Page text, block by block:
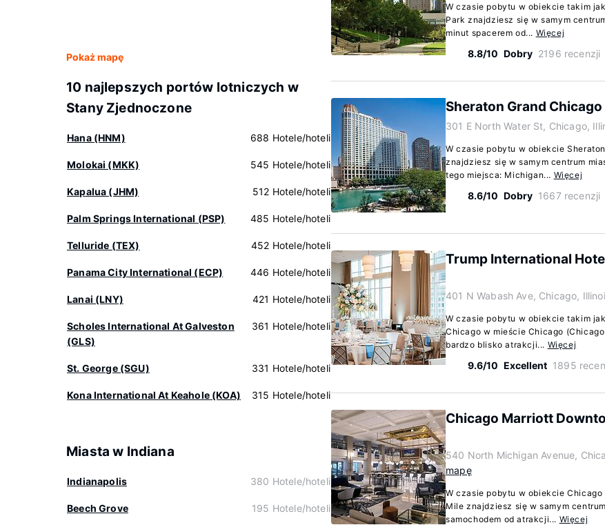
Pokaż mapę
10 najlepszych portów lotniczych w
Stany Zjednoczone
Hana (HNM) 688 Hotele/hoteli
Molokai (MKK) 545 Hotele/hoteli
Kapalua (JHM) 512 Hotele/hoteli
Palm Springs International (PSP) 485 Hotele/hoteli
Telluride (TEX) 452 Hotele/hoteli
Panama City International (ECP) 446 Hotele/hoteli
Lanai (LNY) 421 Hotele/hoteli
Scholes International At Galveston
(GLS)
361 Hotele/hoteli
St. George (SGU) 331 Hotele/hoteli
Kona International At Keahole (KOA) 315 Hotele/hoteli
Miasta w Indiana
Indianapolis 380 Hotele/hoteli
Beech Grove 195 Hotele/hoteli
W czasie pobytu w obiekcie takim
Park znajdziesz się w samym
minut spacerem od... Więcej
8.8/10 Dobry 2196 recenzji
Sheraton Grand
301 E North Water St, Chicago,
W czasie pobytu w obiekcie
znajdziesz się w samym centrum
tego miejsca: Michigan... Więcej
8.6/10 Dobry 1667 recenzji
Trump International
401 N Wabash Ave, Chicago,
W czasie pobytu w obiekcie takim
Chicago w mieście Chicago
bardzo blisko atrakcji... Więcej
9.6/10 Excellent 1895
Chicago Marriott
540 North Michigan Avenue,
mapę
W czasie pobytu w obiekcie
Mile znajdziesz się w samym
samochodem od atrakcji... Więcej